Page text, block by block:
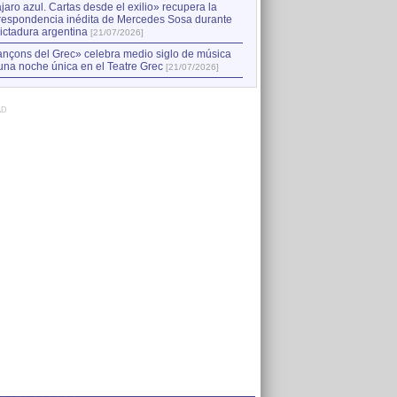
azul. Cartas desde el exilio» recupera la
inédita de Mercedes Sosa durante
argentina [21/07/2026]
del Grec» celebra medio siglo de música
noche única en el Teatre Grec [21/07/2026]